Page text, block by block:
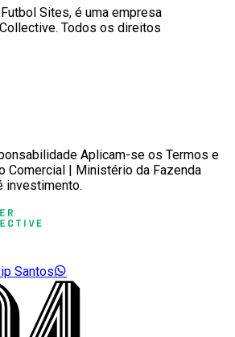
Sites, é uma empresa
Todos os direitos
Aplicam-se os Termos e
Comercial | Ministério da Fazenda
investimento.
Santos